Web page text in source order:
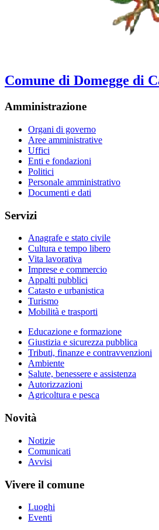
Comune di Domegge di
Amministrazione
Organi di governo
Aree amministrative
Uffici
Enti e fondazioni
Politici
Personale amministrativo
Documenti e dati
Servizi
Anagrafe e stato civile
Cultura e tempo libero
Vita lavorativa
Imprese e commercio
Appalti pubblici
Catasto e urbanistica
Turismo
Mobilità e trasporti
Educazione e formazione
Giustizia e sicurezza pubblica
Tributi, finanze e contravvenzioni
Ambiente
Salute, benessere e assistenza
Autorizzazioni
Agricoltura e pesca
Novità
Notizie
Comunicati
Avvisi
Vivere il comune
Luoghi
Eventi